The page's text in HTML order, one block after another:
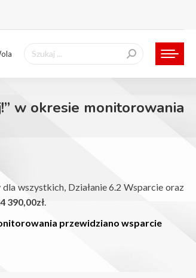
Szukaj:
w okresie monitorowania
wszystkich, Działanie 6.2 Wsparcie oraz
390,00zł.
przewidziano wsparcie